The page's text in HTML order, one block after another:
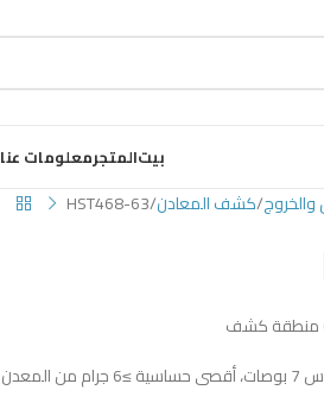
بيتالمتجرمعلومات عنا
والخروج كشف المعادن HST468-63